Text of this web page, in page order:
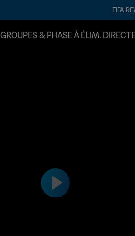
FIFA
GROUPES & PHASE À ÉLIM. DIRECTE